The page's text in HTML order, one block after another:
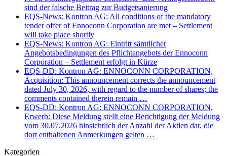
sind der falsche Beitrag zur Budgetsanierung
EQS-News: Kontron AG: All conditions of the mandatory
tender offer of Ennoconn Corporation are met – Settlement
will take place shortly
EQS-News: Kontron AG: Eintritt sämtlicher
Angebotsbedingungen des Pflichtangebots der Ennoconn
Corporation – Settlement erfolgt in Kürze
EQS-DD: Kontron AG: ENNOCONN CORPORATION,
Acquisition: This announcement corrects the announcement
dated July 30, 2026, with regard to the number of shares; the
comments contained therein remain …
EQS-DD: Kontron AG: ENNOCONN CORPORATION,
Erwerb: Diese Meldung stellt eine Berichtigung der Meldung
vom 30.07.2026 hinsichtlich der Anzahl der Aktien dar, die
dort enthaltenen Anmerkungen gelten …
Kategorien